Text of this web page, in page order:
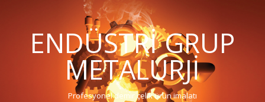
ENDÜSTRI GRUP
METALURJI
Profesyonel demir çelik ürün imalatı